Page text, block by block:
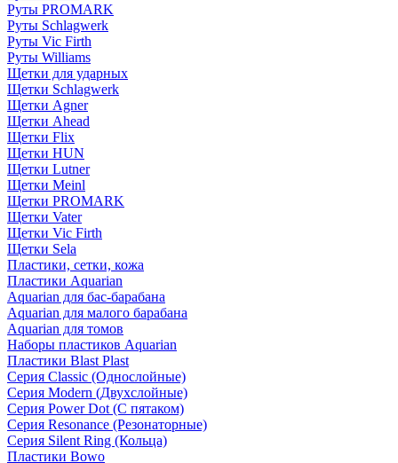
Руты PROMARK
Руты Schlagwerk
Руты Vic Firth
Руты Williams
Щетки для ударных
Щетки Schlagwerk
Щетки Agner
Щетки Ahead
Щетки Flix
Щетки HUN
Щетки Lutner
Щетки Meinl
Щетки PROMARK
Щетки Vater
Щетки Vic Firth
Щетки Sela
Пластики, сетки, кожа
Пластики Aquarian
Aquarian для бас-барабана
Aquarian для малого барабана
Aquarian для томов
Наборы пластиков Aquarian
Пластики Blast Plast
Серия Classic (Однослойные)
Серия Modern (Двухслойные)
Серия Power Dot (С пятаком)
Серия Resonance (Резонаторные)
Серия Silent Ring (Кольца)
Пластики Bowo